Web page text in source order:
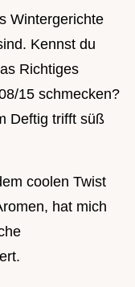
Wintergerichte
Kennst du
Richtiges
15 schmecken?
Deftig trifft süß
coolen Twist
hat mich